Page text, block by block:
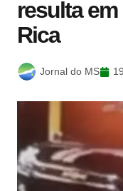
resulta
Rica
Jornal do MS